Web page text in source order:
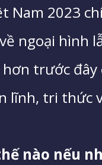
Nam 2023
ngoại hình
trước
lĩnh, tri thức
nào nếu